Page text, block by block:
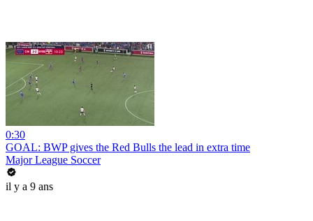
0:30
GOAL: BWP gives the Red Bulls the lead in extra time
Major League Soccer
il y a 9 ans